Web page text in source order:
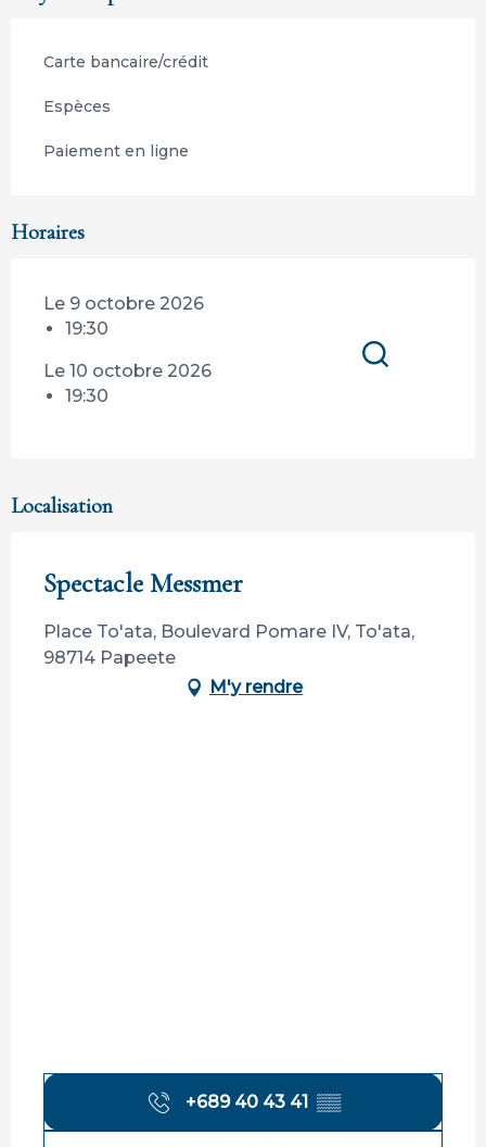
Carte bancaire/crédit
Espèces
Paiement en ligne
Horaires
Le 9 octobre 2026
19:30
Le 10 octobre 2026
19:30
Localisation
Spectacle Messmer
Place To'ata, Boulevard Pomare IV, To'ata,
98714 Papeete
M'y rendre
+689 40 43 41 ▒▒